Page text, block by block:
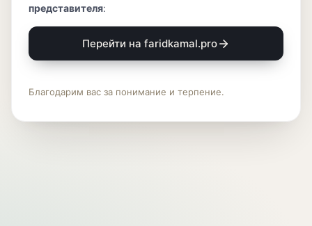
представителя:
Перейти на faridkamal.pro
Благодарим вас за понимание и терпение.